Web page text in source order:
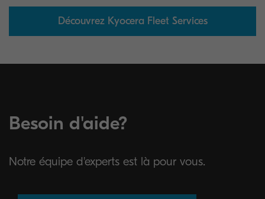
Découvrez Kyocera Fleet Services
Besoin d'aide?
Notre équipe d'experts est là pour vous.